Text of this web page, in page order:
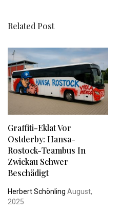
Related Post
Graffiti-Eklat Vor
Ostderby: Hansa-
Rostock-Teambus In
Zwickau Schwer
Beschädigt
Herbert Schönling August,
2025